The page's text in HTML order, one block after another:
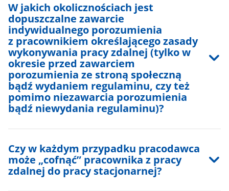
W jakich okolicznościach jest
dopuszczalne zawarcie
indywidualnego porozumienia
z pracownikiem określającego zasady
wykonywania pracy zdalnej (tylko w
okresie przed zawarciem
porozumienia ze stroną społeczną
bądź wydaniem regulaminu, czy też
pomimo niezawarcia porozumienia
bądź niewydania regulaminu)?
Czy w każdym przypadku pracodawca
może „cofnąć” pracownika z pracy
zdalnej do pracy stacjonarnej?